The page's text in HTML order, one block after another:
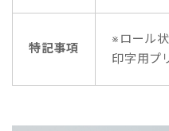
特記事項
※ロール
印字用プ